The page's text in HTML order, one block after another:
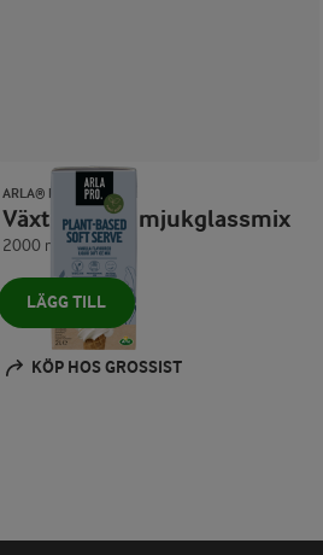
ARLA® PRO
Växtbaserad mjukglassmix
2000 ml
LÄGG TILL
KÖP HOS GROSSIST